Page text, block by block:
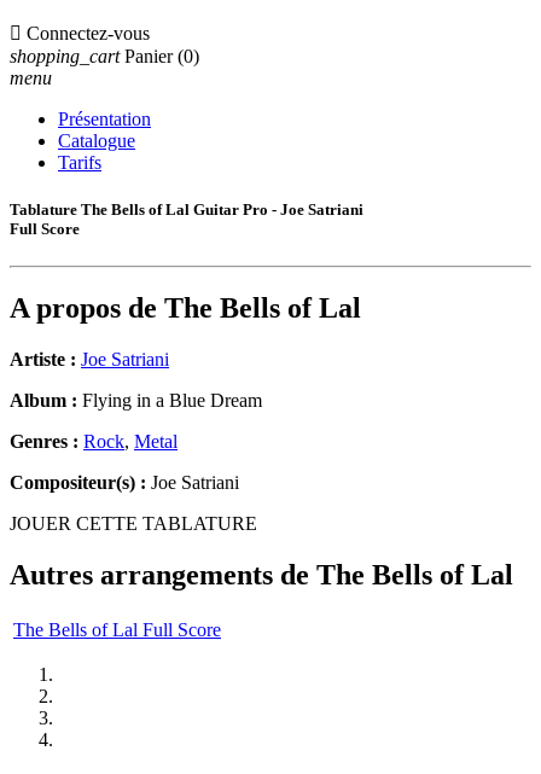
 Connectez-vous
shopping_cart Panier (0)
menu
Présentation
Catalogue
Tarifs
Tablature The Bells of Lal Guitar Pro - Joe Satriani
Full Score
A propos de The Bells of Lal
Artiste : Joe Satriani
Album : Flying in a Blue Dream
Genres : Rock, Metal
Compositeur(s) : Joe Satriani
JOUER CETTE TABLATURE
Autres arrangements de The Bells of Lal
The Bells of Lal Full Score